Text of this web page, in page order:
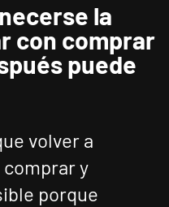
la
con comprar
puede
volver a
y
porque